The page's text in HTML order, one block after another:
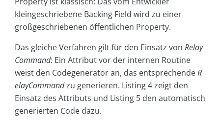
kleingeschriebene Backing Field wird zu einer
großgeschriebenen öffentlichen Property.
Das gleiche Verfahren gilt für den Einsatz von Relay
Command: Ein Attribut vor der internen Routine
weist den Codegenerator an, das entsprechendeR
elayCommandzu generieren. Listing 4 zeigt den
Einsatz des Attributs und Listing 5 den automatisch
generierten Code dazu.